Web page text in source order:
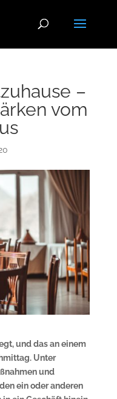
–
vom
und das an einem
Unter
und
ein oder anderen